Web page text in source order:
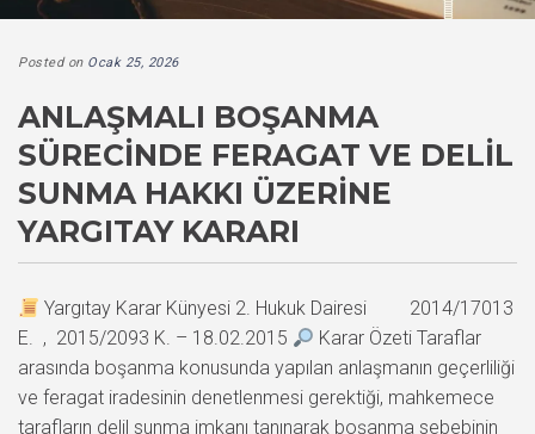
Posted on Ocak 25, 2026
ANLAŞMALI BOŞANMA
SÜRECINDE FERAGAT VE DELIL
SUNMA HAKKI ÜZERINE
YARGITAY KARARI
Yargıtay Karar Künyesi 2. Hukuk Dairesi 2014/17013
E. , 2015/2093 K. – 18.02.2015
Karar Özeti Taraflar
arasında boşanma konusunda yapılan anlaşmanın geçerliliği
ve feragat iradesinin denetlenmesi gerektiği, mahkemece
tarafların delil sunma imkanı tanınarak boşanma sebebinin